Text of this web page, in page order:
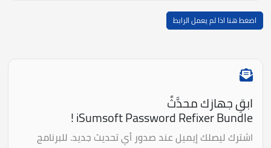
اضغط هنا اذا لم يعمل الرابط
ابقِ جهازك محدَّثً
iSumsoft Password Refixer Bundle !
اشترك ليصلك إيميل عند صدور أي تحديث جديد. للبرنامج